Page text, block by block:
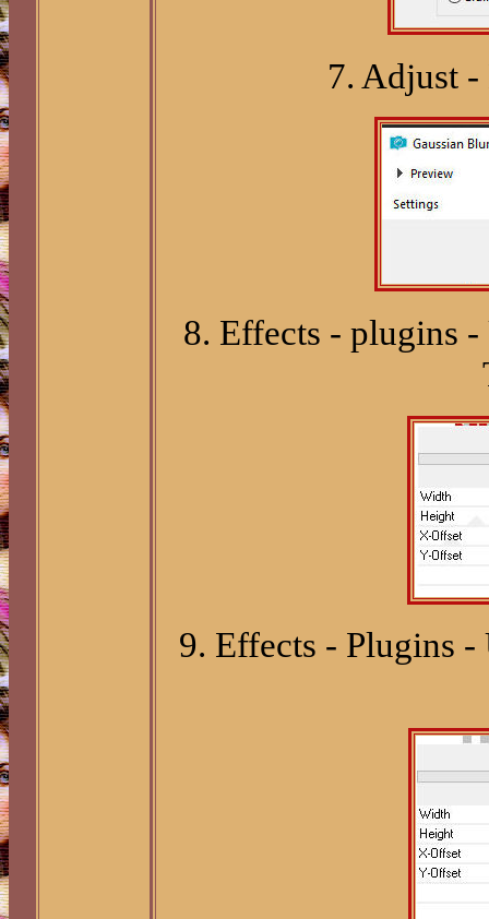
7. Adjust
8. Effects - plugins
9. Effects - Plugins